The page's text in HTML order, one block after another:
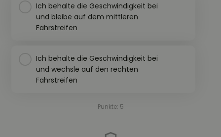
Ich behalte die Geschwindigkeit bei
und bleibe auf dem mittleren
Fahrstreifen
Ich behalte die Geschwindigkeit bei
und wechsle auf den rechten
Fahrstreifen
Punkte: 5